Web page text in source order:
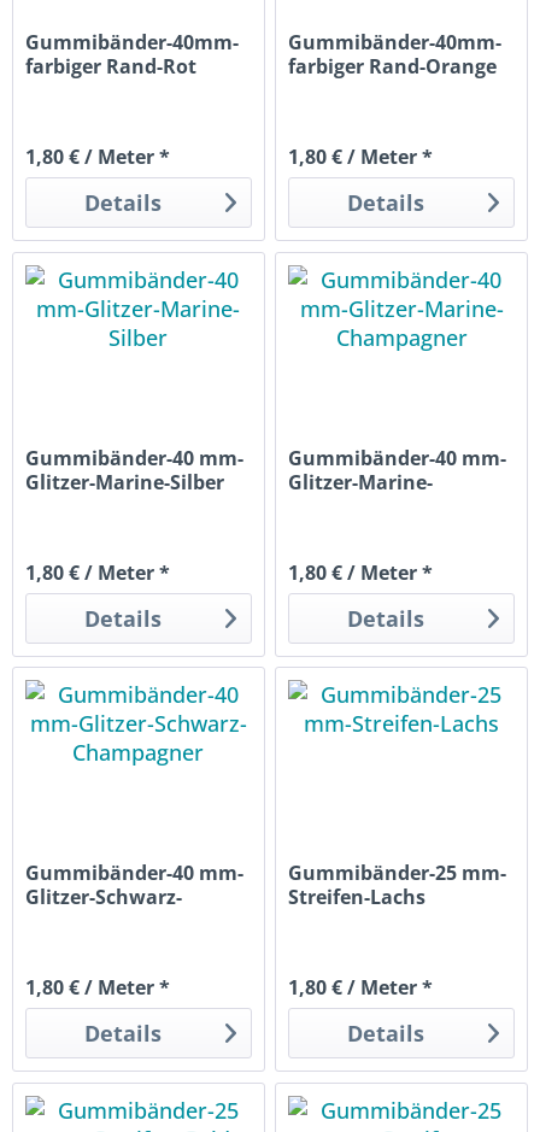
Gummibänder-40mm-
farbiger Rand-Rot
1,80 € / Meter *
Details
Gummibänder-40mm-
farbiger Rand-Orange
1,80 € / Meter *
Details
Gummibänder-40 mm-
Glitzer-Marine-Silber
1,80 € / Meter *
Details
Gummibänder-40 mm-
Glitzer-Marine-
1,80 € / Meter *
Details
Gummibänder-40 mm-
Glitzer-Schwarz-
1,80 € / Meter *
Details
Gummibänder-25 mm-
Streifen-Lachs
1,80 € / Meter *
Details